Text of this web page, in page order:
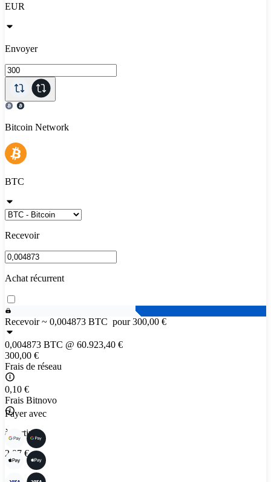
EUR
Envoyer
Bitcoin Network
BTC
Recevoir
Achat récurrent
Recevoir ~ 0,004873 BTC pour 300,00 €
0,004873 BTC @ 60.923,40 €
300,00 €
Frais de réseau
0,10 €
Frais Bitnovo
à partir de
2,97 €
Payer avec